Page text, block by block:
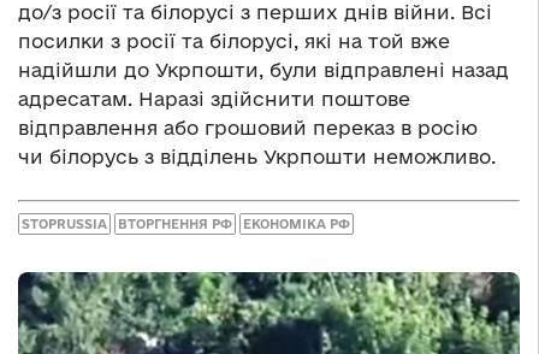
до/з росії та білорусі з перших днів війни. Всі
посилки з росії та білорусі, які на той вже
надійшли до Укрпошти, були відправлені назад
адресатам. Наразі здійснити поштове
відправлення або грошовий переказ в росію
чи білорусь з відділень Укрпошти неможливо.
STOPRUSSIA ВТОРГНЕННЯ РФ ЕКОНОМІКА РФ